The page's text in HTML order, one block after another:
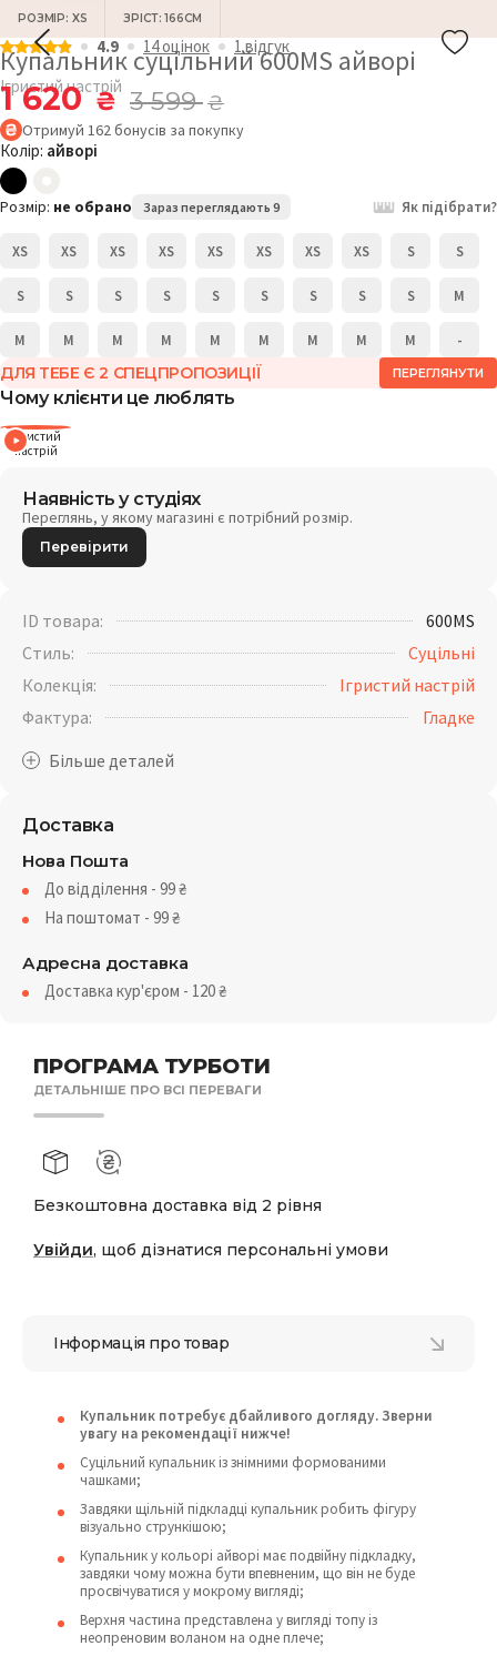
РОЗМІР: XS ЗРІСТ: 166СМ
4.9 14 оцiнок 1 відгук
Купальник суцільний 600MS айворі
Ігристий настрій
1 620₴ 3 599₴
Отримуй 162 бонусів за покупку
Колір: айворі
Розмір: не обрано Зараз переглядають 9 Як підібрати?
XS XS XS XS XS XS XS XS S S
S S S S S S S S S M
M M M M M M M M M -
ДЛЯ ТЕБЕ Є 2 СПЕЦПРОПОЗИЦІЇ ПЕРЕГЛЯНУТИ
Чому клієнти це люблять
Ігристий
настрій
ПРОГРАМА ТУРБОТИ
ДЕТАЛЬНІШЕ ПРО ВСІ ПЕРЕВАГИ
Безкоштовна доставка від 2 рівня
Увійди, щоб дізнатися персональні умови
Наявність у студіях
Переглянь, у якому магазині є потрібний розмір.
Перевірити
ID товара:
600MS
Стиль:
Суцільні
Колекція:
Ігристий настрій
Фактура:
Гладке
Доставка
Нова Пошта
До відділення - 99₴
На поштомат - 99₴
Адресна доставка
Доставка кур'єром - 120₴
Інформація про товар
Купальник потребує дбайливого догляду. Зверни
увагу на рекомендації нижче!
Суцільний купальник із знімними формованими
чашками;
Завдяки щільній підкладці купальник робить фігуру
візуально стрункішою;
Купальник у кольорі айворі має подвійну підкладку,
завдяки чому можна бути впевненим, що він не буде
просвічуватися у мокрому вигляді;
Верхня частина представлена у вигляді топу із
неопреновим воланом на одне плече;